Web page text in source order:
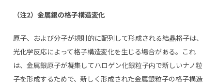
（注2）金属銀の格子構造変化
原子、および分子が規則的に配列して形成される結晶格子は、
光化学反応によって格子構造変化を生じる場合がある。これ
は、金属銀原子が凝集してハロゲン化銀粒子内で新しいナノ粒
子を形成するためで、新しく形成された金属銀粒子の格子構造